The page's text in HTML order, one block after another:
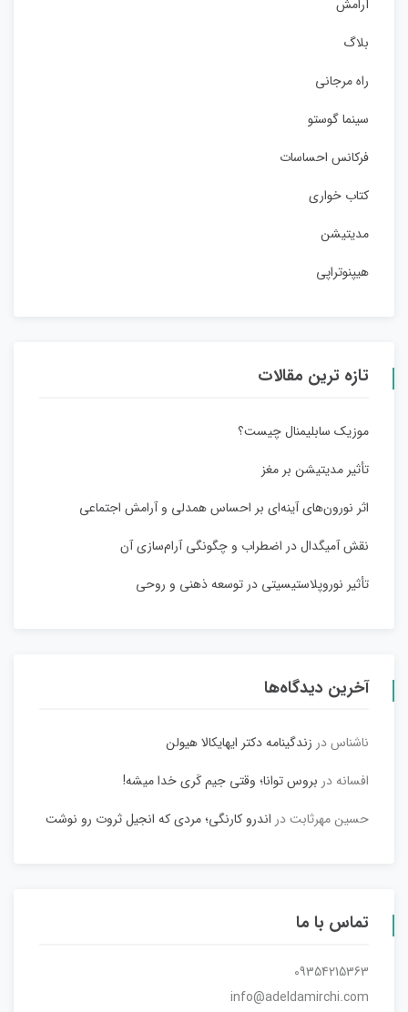
آرامش
بلاگ
راه مرجانی
سینما گوستو
فرکانس احساسات
کتاب خواری
مدیتیشن
هیپنوتراپی
تازه ترین مقالات
موزیک سابلیمنال چیست؟
تأثیر مدیتیشن بر مغز
اثر نورون‌های آینه‌ای بر احساس همدلی و آرامش اجتماعی
نقش آمیگدال در اضطراب و چگونگی آرام‌سازی آن
تأثیر نوروپلاستیسیتی در توسعه ذهنی و روحی
آخرین دیدگاه‌ها
ناشناسدر زندگینامه دکتر ایهایکالا هیولن
افسانه در بروس توانا؛ وقتی جیم کَری خدا میشه!
حسین مهرثابتدر اندرو کارنگی؛ مردی که انجیل ثروت رو نوشت
تماس با ما
09354215363
info@adeldamirchi.com